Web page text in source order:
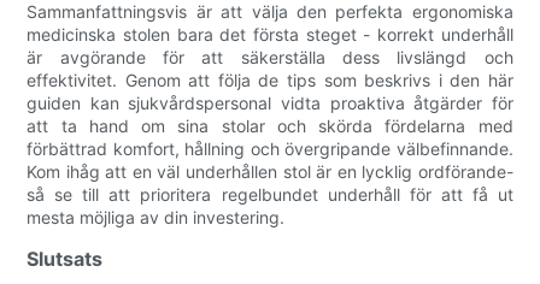
Sammanfattningsvis är att välja den perfekta ergonomiska
medicinska stolen bara det första steget - korrekt underhåll
är avgörande för att säkerställa dess livslängd och
effektivitet. Genom att följa de tips som beskrivs i den här
guiden kan sjukvårdspersonal vidta proaktiva åtgärder för
att ta hand om sina stolar och skörda fördelarna med
förbättrad komfort, hållning och övergripande välbefinnande.
Kom ihåg att en väl underhållen stol är en lycklig ordförande-
så se till att prioritera regelbundet underhåll för att få ut
mesta möjliga av din investering.
Slutsats